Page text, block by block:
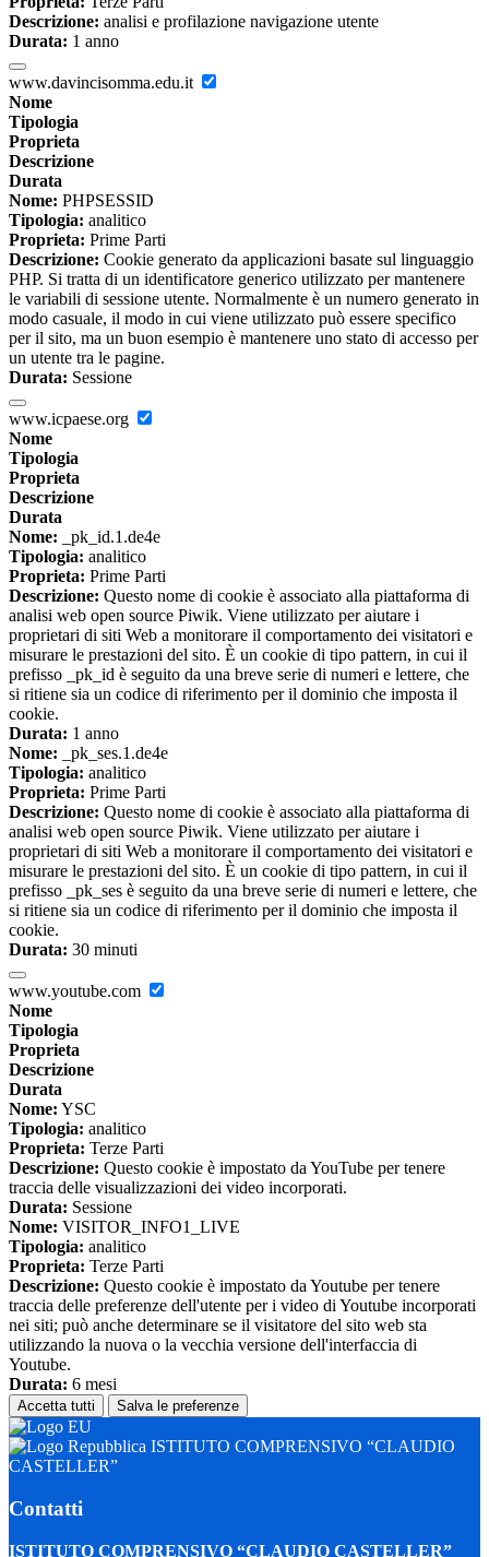
Descrizione: analisi e profilazione navigazione utente
Durata: 1 anno
www.davincisomma.edu.it
Nome
Tipologia
Proprieta
Descrizione
Durata
Nome: PHPSESSID
Tipologia: analitico
Proprieta: Prime Parti
Descrizione: Cookie generato da applicazioni basate sul linguaggio
PHP. Si tratta di un identificatore generico utilizzato per mantenere
le variabili di sessione utente. Normalmente è un numero generato in
modo casuale, il modo in cui viene utilizzato può essere specifico
per il sito, ma un buon esempio è mantenere uno stato di accesso per
un utente tra le pagine.
Durata: Sessione
www.icpaese.org
Nome
Tipologia
Proprieta
Descrizione
Durata
Nome: _pk_id.1.de4e
Tipologia: analitico
Proprieta: Prime Parti
Descrizione: Questo nome di cookie è associato alla piattaforma di
analisi web open source Piwik. Viene utilizzato per aiutare i
proprietari di siti Web a monitorare il comportamento dei visitatori e
misurare le prestazioni del sito. È un cookie di tipo pattern, in cui il
prefisso _pk_id è seguito da una breve serie di numeri e lettere, che
si ritiene sia un codice di riferimento per il dominio che imposta il
cookie.
Durata: 1 anno
Nome: _pk_ses.1.de4e
Tipologia: analitico
Proprieta: Prime Parti
Descrizione: Questo nome di cookie è associato alla piattaforma di
analisi web open source Piwik. Viene utilizzato per aiutare i
proprietari di siti Web a monitorare il comportamento dei visitatori e
misurare le prestazioni del sito. È un cookie di tipo pattern, in cui il
prefisso _pk_ses è seguito da una breve serie di numeri e lettere, che
si ritiene sia un codice di riferimento per il dominio che imposta il
cookie.
Durata: 30 minuti
www.youtube.com
Nome
Tipologia
Proprieta
Descrizione
Durata
Nome: YSC
Tipologia: analitico
Proprieta: Terze Parti
Descrizione: Questo cookie è impostato da YouTube per tenere
traccia delle visualizzazioni dei video incorporati.
Durata: Sessione
Nome: VISITOR_INFO1_LIVE
Tipologia: analitico
Proprieta: Terze Parti
Descrizione: Questo cookie è impostato da Youtube per tenere
traccia delle preferenze dell'utente per i video di Youtube incorporati
nei siti; può anche determinare se il visitatore del sito web sta
utilizzando la nuova o la vecchia versione dell'interfaccia di
Youtube.
Durata: 6 mesi
Accetta tutti Salva le preferenze
ISTITUTO COMPRENSIVO “CLAUDIO
CASTELLER”
Contatti
ISTITUTO COMPRENSIVO “CLAUDIO CASTELLER”